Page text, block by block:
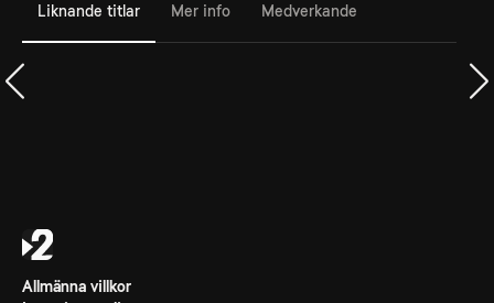
Liknande titlar Mer info Medverkande
Allmänna villkor